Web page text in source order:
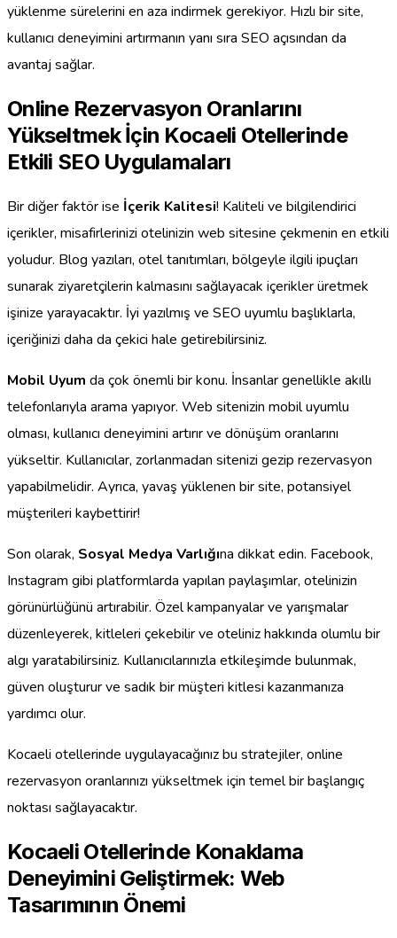
yüklenme sürelerini en aza indirmek gerekiyor. Hızlı bir site,
kullanıcı deneyimini artırmanın yanı sıra SEO açısından da
avantaj sağlar.
Online Rezervasyon Oranlarını
Yükseltmek İçin Kocaeli Otellerinde
Etkili SEO Uygulamaları
Bir diğer faktör ise İçerik Kalitesi! Kaliteli ve bilgilendirici
içerikler, misafirlerinizi otelinizin web sitesine çekmenin en etkili
yoludur. Blog yazıları, otel tanıtımları, bölgeyle ilgili ipuçları
sunarak ziyaretçilerin kalmasını sağlayacak içerikler üretmek
işinize yarayacaktır. İyi yazılmış ve SEO uyumlu başlıklarla,
içeriğinizi daha da çekici hale getirebilirsiniz.
Mobil Uyum da çok önemli bir konu. İnsanlar genellikle akıllı
telefonlarıyla arama yapıyor. Web sitenizin mobil uyumlu
olması, kullanıcı deneyimini artırır ve dönüşüm oranlarını
yükseltir. Kullanıcılar, zorlanmadan sitenizi gezip rezervasyon
yapabilmelidir. Ayrıca, yavaş yüklenen bir site, potansiyel
müşterileri kaybettirir!
Son olarak, Sosyal Medya Varlığına dikkat edin. Facebook,
Instagram gibi platformlarda yapılan paylaşımlar, otelinizin
görünürlüğünü artırabilir. Özel kampanyalar ve yarışmalar
düzenleyerek, kitleleri çekebilir ve oteliniz hakkında olumlu bir
algı yaratabilirsiniz. Kullanıcılarınızla etkileşimde bulunmak,
güven oluşturur ve sadık bir müşteri kitlesi kazanmanıza
yardımcı olur.
Kocaeli otellerinde uygulayacağınız bu stratejiler, online
rezervasyon oranlarınızı yükseltmek için temel bir başlangıç
noktası sağlayacaktır.
Kocaeli Otellerinde Konaklama
Deneyimini Geliştirmek: Web
Tasarımının Önemi